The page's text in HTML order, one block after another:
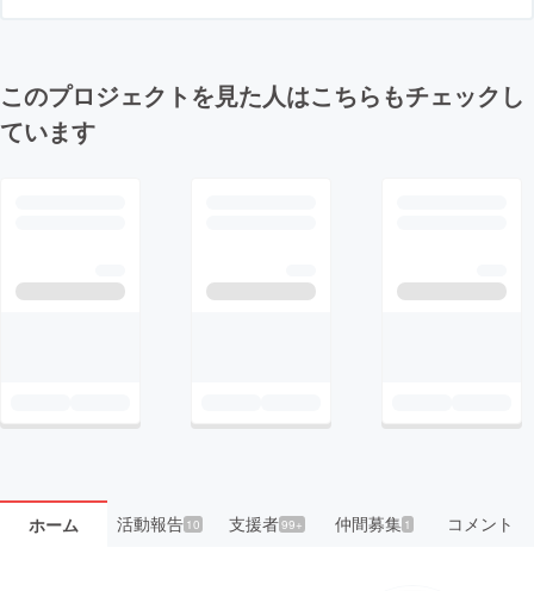
このプロジェクトを見た人はこちらもチェックし
ています
ホーム 活動報告10 支援者99+ 仲間募集 1 コメント